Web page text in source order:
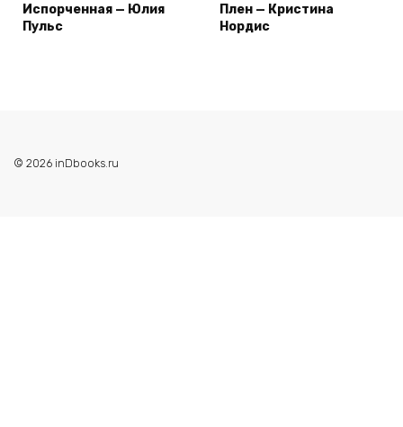
Испорченная — Юлия
Пульс
Плен — Кристина
Нордис
© 2026 inDbooks.ru